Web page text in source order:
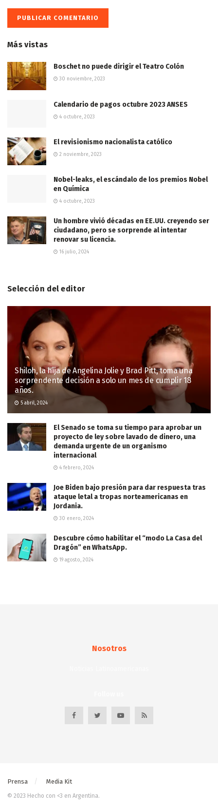
Más vistas
Boschet no puede dirigir el Teatro Colón
30 noviembre, 2023
Calendario de pagos octubre 2023 ANSES
4 octubre, 2023
El revisionismo nacionalista católico
2 noviembre, 2023
Nobel-leaks, el escándalo de los premios Nobel
en Química
4 octubre, 2023
Un hombre vivió décadas en EE.UU. creyendo ser
ciudadano, pero se sorprende al intentar
renovar su licencia.
16 julio, 2024
Selección del editor
Shiloh, la hija de Angelina Jolie y Brad Pitt, toma una
sorprendente decisión a solo un mes de cumplir 18
años.
5 abril, 2024
El Senado se toma su tiempo para aprobar un
proyecto de ley sobre lavado de dinero, una
demanda urgente de un organismo
internacional
4 febrero, 2024
Joe Biden bajo presión para dar respuesta tras
ataque letal a tropas norteamericanas en
Jordania.
30 enero, 2024
Descubre cómo habilitar el “modo La Casa del
Dragón” en WhatsApp.
19 agosto, 2024
Nosotros
Prensa Media Kit
© 2023 Hecho con <3 en Argentina.